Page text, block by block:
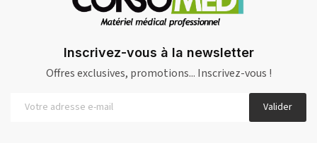
Inscrivez-vous à la newsletter
Offres exclusives, promotions... Inscrivez-vous !
Valider